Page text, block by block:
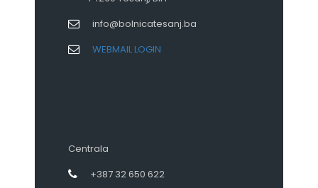
info@bolnicatesanj.ba
WEBMAIL LOGIN
Centrala
+387 32 650 622